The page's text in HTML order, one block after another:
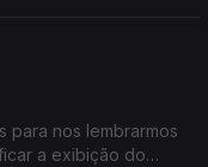
para nos lembrarmos
a exibição do